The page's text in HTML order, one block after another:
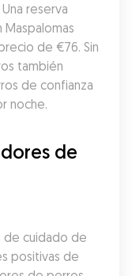
reserva
de €76. Sin
también
de confianza
noche.
de
de cuidado de
positivas de